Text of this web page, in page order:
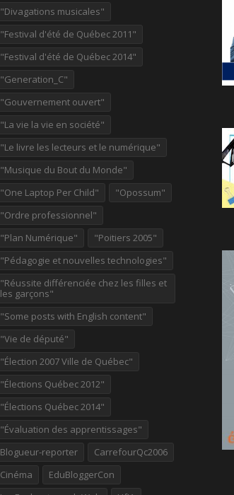
"Divagations musicales"
"Festival d'été de Québec 2011"
"Festival d'été de Québec 2014"
"Generation_C"
"Gouvernement ouvert"
"La vie la vie en société"
"Le livre les lecteurs et le numérique"
"Musique du Bout du Monde"
"One Laptop Per Child"
"Opossum"
"Ordre professionnel"
"Plan Numérique"
"Poitiers 2005"
"Pédagogie et nouvelles technologies"
"Réussite différenciée chez les filles et
les garçons"
"Some posts with English content"
"Vie de député"
"Élection 2007 Ville de Québec"
"Élections Québec 2012"
"Élections Québec 2014"
"Évaluation des apprentissages"
Blogueur-reporter
CarrefourQc2006
Cinéma
EduBloggerCon